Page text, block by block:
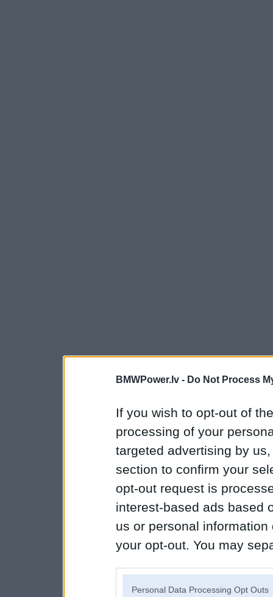
BMWPower.lv - Do Not Process
If you wish to opt-out of
processing of your
targeted advertising by
section to confirm your
opt-out request is
interest-based ads based
us or personal
your opt-out. You may
Personal Data Processing Opt Outs